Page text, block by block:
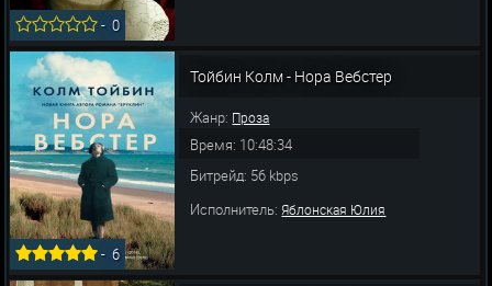
-0
-6
Тойбин Колм - Нора Вебстер
Жанр: Проза
Время: 10:48:34
Битрейд: 56 kbps
Исполнитель:Яблонская Юлия